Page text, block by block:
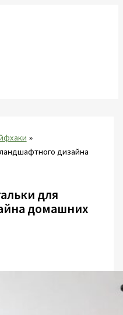
дизайна
для
домашних